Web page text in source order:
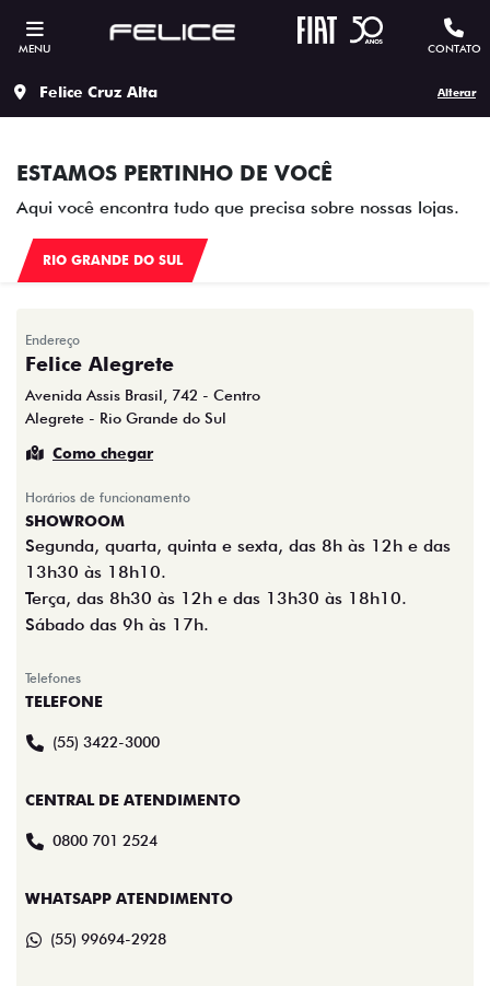
MENU CONTATO
Felice Cruz Alta Alterar
ESTAMOS PERTINHO DE VOCÊ
Aqui você encontra tudo que precisa sobre nossas lojas.
RIO GRANDE DO SUL
Endereço
Felice Alegrete
Avenida Assis Brasil, 742 - Centro
Alegrete - Rio Grande do Sul
Como chegar
Horários de funcionamento
SHOWROOM
Segunda, quarta, quinta e sexta, das 8h às 12h e das
13h30 às 18h10.
Terça, das 8h30 às 12h e das 13h30 às 18h10.
Sábado das 9h às 17h.
Telefones
TELEFONE
(55) 3422-3000
CENTRAL DE ATENDIMENTO
0800 701 2524
WHATSAPP ATENDIMENTO
(55) 99694-2928